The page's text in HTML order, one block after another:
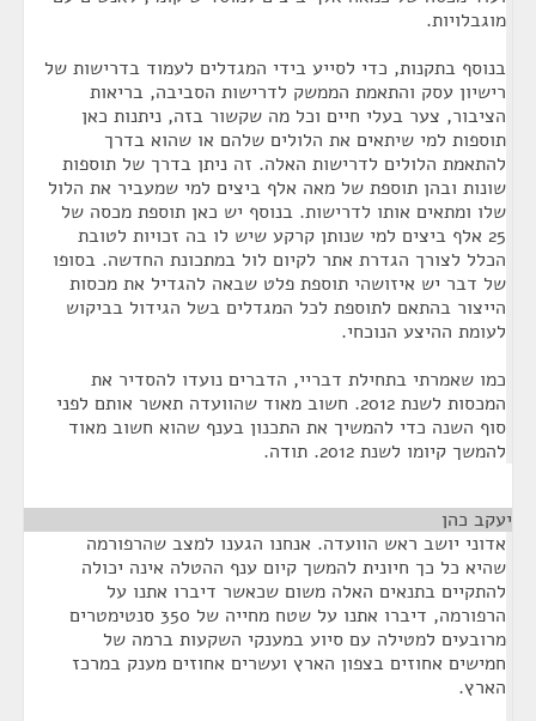
מוגבלויות.
בנוסף בתקנות, כדי לסייע בידי המגדלים לעמוד בדרישות של
רישיון עסק והתאמת הממשק לדרישות הסביבה, בריאות
הציבור, צער בעלי חיים וכל מה שקשור בזה, ניתנות כאן
תוספות למי שיתאים את הלולים שלהם או שהוא בדרך
להתאמת הלולים לדרישות האלה. זה ניתן בדרך של תוספות
שונות ובהן תוספת של מאה אלף ביצים למי שמעביר את הלול
שלו ומתאים אותו לדרישות. בנוסף יש כאן תוספת מכסה של
25 אלף ביצים למי שנותן קרקע שיש לו בה זכויות לטובת
הכלל לצורך הגדרת אתר לקיום לול במתכונת החדשה. בסופו
של דבר יש איזושהי תוספת פלט שבאה להגדיל את מכסות
הייצור בהתאם לתוספת לכל המגדלים בשל הגידול בביקוש
לעומת ההיצע הנוכחי.
כמו שאמרתי בתחילת דבריי, הדברים נועדו להסדיר את
המכסות לשנת 2012. חשוב מאוד שהוועדה תאשר אותם לפני
סוף השנה כדי להמשיך את התכנון בענף שהוא חשוב מאוד
להמשך קיומו לשנת 2012. תודה.
יעקב כהן
אדוני יושב ראש הוועדה. אנחנו הגענו למצב שהרפורמה
שהיא כל כך חיונית להמשך קיום ענף ההטלה אינה יכולה
להתקיים בתנאים האלה משום שכאשר דיברו אתנו על
הרפורמה, דיברו אתנו על שטח מחייה של 350 סנטימטרים
מרובעים למטילה עם סיוע במענקי השקעות ברמה של
חמישים אחוזים בצפון הארץ ועשרים אחוזים מענק במרכז
הארץ.